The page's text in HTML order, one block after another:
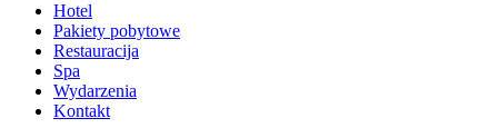
Hotel
Pakiety pobytowe
Restauracija
Spa
Wydarzenia
Kontakt